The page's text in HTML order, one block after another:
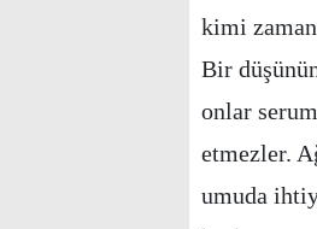
kimi zaman
Bir
onlar
etmezler.
umuda